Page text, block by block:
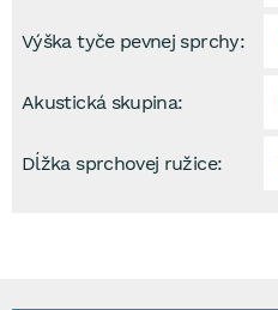
Výška tyče pevnej sprchy:
Akustická skupina:
Dĺžka sprchovej ružice: